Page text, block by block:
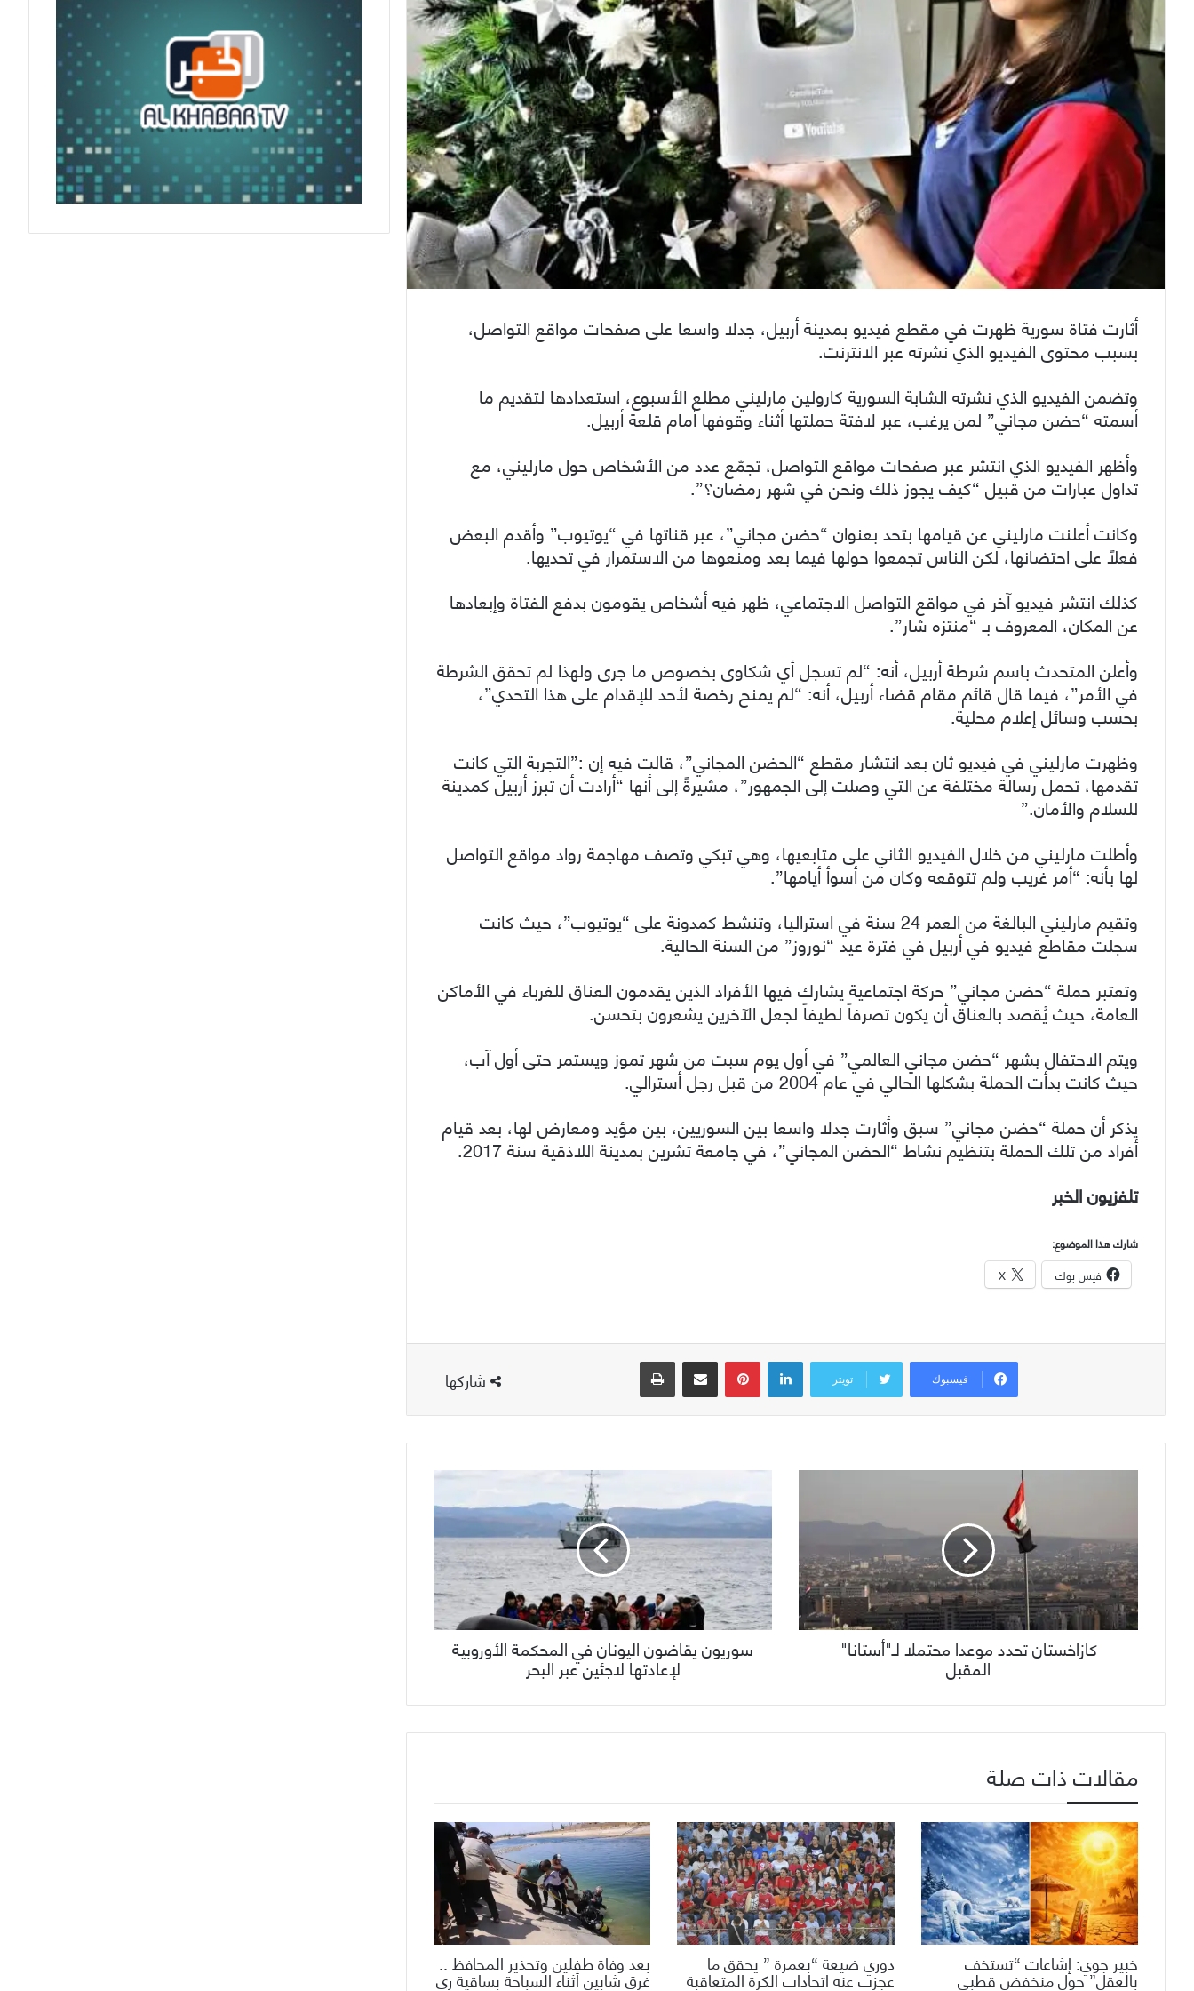
أثارت فتاة سورية ظهرت في مقطع فيديو بمدينة أربيل، جدلا واسعا على صفحات مواقع التواصل،
بسبب محتوى الفيديو الذي نشرته عبر الانترنت.
وتضمن الفيديو الذي نشرته الشابة السورية كارولين مارليني مطلع الأسبوع، استعدادها لتقديم ما
أسمته “حضن مجاني” لمن يرغب، عبر لافتة حملتها أثناء وقوفها أمام قلعة أربيل.
وأظهر الفيديو الذي انتشر عبر صفحات مواقع التواصل، تجمّع عدد من الأشخاص حول مارليني، مع
تداول عبارات من قبيل “كيف يجوز ذلك ونحن في شهر رمضان؟”.
وكانت أعلنت مارليني عن قيامها بتحد بعنوان “حضن مجاني”، عبر قناتها في “يوتيوب” وأقدم البعض
فعلاً على احتضانها، لكن الناس تجمعوا حولها فيما بعد ومنعوها من الاستمرار في تحديها.
كذلك انتشر فيديو آخر في مواقع التواصل الاجتماعي، ظهر فيه أشخاص يقومون بدفع الفتاة وإبعادها
عن المكان، المعروف بـ “منتزه شار”.
وأعلن المتحدث باسم شرطة أربيل، أنه: “لم تسجل أي شكاوى بخصوص ما جرى ولهذا لم تحقق الشرطة
في الأمر”، فيما قال قائم مقام قضاء أربيل، أنه: “لم يمنح رخصة لأحد للإقدام على هذا التحدي”،
بحسب وسائل إعلام محلية.
وظهرت مارليني في فيديو ثان بعد انتشار مقطع “الحضن المجاني”، قالت فيه إن :”التجربة التي كانت
تقدمها، تحمل رسالة مختلفة عن التي وصلت إلى الجمهور”، مشيرةً إلى أنها “أرادت أن تبرز أربيل كمدينة
للسلام والأمان.”
وأطلت مارليني من خلال الفيديو الثاني على متابعيها، وهي تبكي وتصف مهاجمة رواد مواقع التواصل
لها بأنه: “أمر غريب ولم تتوقعه وكان من أسوأ أيامها”.
وتقيم مارليني البالغة من العمر 24 سنة في استراليا، وتنشط كمدونة على “يوتيوب”، حيث كانت
سجلت مقاطع فيديو في أربيل في فترة عيد “نوروز” من السنة الحالية.
وتعتبر حملة “حضن مجاني” حركة اجتماعية يشارك فيها الأفراد الذين يقدمون العناق للغرباء في الأماكن
العامة، حيث يُقصد بالعناق أن يكون تصرفاً لطيفاً لجعل الآخرين يشعرون بتحسن.
ويتم الاحتفال بشهر “حضن مجاني العالمي” في أول يوم سبت من شهر تموز ويستمر حتى أول آب،
حيث كانت بدأت الحملة بشكلها الحالي في عام 2004 من قبل رجل أسترالي.
يذكر أن حملة “حضن مجاني” سبق وأثارت جدلا واسعا بين السوريين، بين مؤيد ومعارض لها، بعد قيام
أفراد من تلك الحملة بتنظيم نشاط “الحضن المجاني”، في جامعة تشرين بمدينة اللاذقية سنة 2017.
تلفزيون الخبر
شارك هذا الموضوع:
فيس بوك X
شاركها فيسبوك تويتر
لينكدإن بينتيريست مشاركة عبر البريد طباعة
كازاخستان تحدد موعدا محتملا لـ"أستانا"
المقبل
سوريون يقاضون اليونان في المحكمة الأوروبية
لإعادتها لاجئين عبر البحر
مقالات ذات صلة
خبير جوي: إشاعات “تستخف
بالعقل” حول منخفض قطبي
دوري ضيعة “بعمرة ” يحقق ما
عجزت عنه اتحادات الكرة المتعاقبة
بعد وفاة طفلين وتحذير المحافظ ..
غرق شابين أثناء السباحة بساقية ري